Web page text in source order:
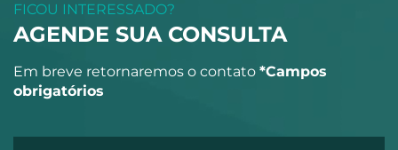
FICOU INTERESSADO?
AGENDE SUA CONSULTA
Em breve retornaremos o contato *Campos
obrigatórios